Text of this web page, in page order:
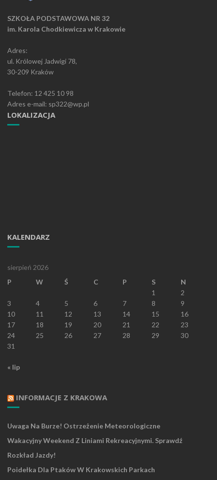
SZKOŁA PODSTAWOWA NR 32
im. Karola Chodkiewicza w Krakowie
Adres:
ul. Królowej Jadwigi 78,
30-209 Kraków
Telefon: 12 425 10 98
Adres e-mail: sp322@wp.pl
LOKALIZACJA
KALENDARZ
sierpień 2026
P
W Ś C P S
N
1
2
3
4 5 6 7 8
9
10
11 12 13 14 15
16
17
18 19 20 21 22
23
24
25 26 27 28 29
30
31
« lip
INFORMACJE Z KRAKOWA
Uwaga Na Burze! Ostrzeżenie Meteorologiczne
Wakacyjny Weekend Z Liniami Rekreacyjnymi. Sprawdź
Rozkład Jazdy!
Poidełka Dla Ptaków W Krakowskich Parkach